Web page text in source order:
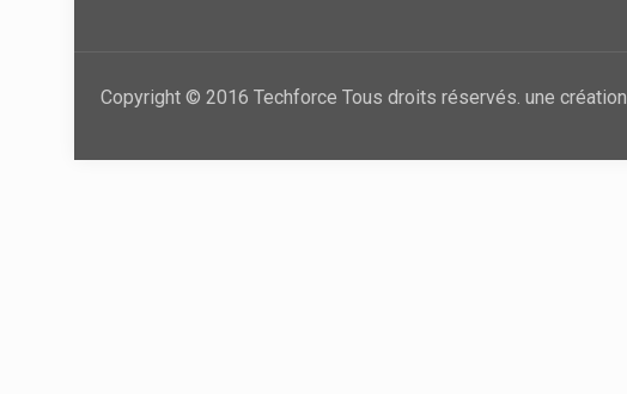
Copyright © 2016 Techforce Tous droits réservés. une création